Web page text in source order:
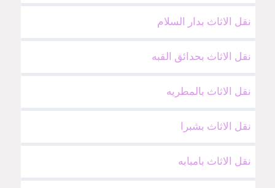
نقل الاثاث بدار السلام
نقل الاثاث بحدائق القبه
نقل الاثاث بالمطريه
نقل الاثاث بشبرا
نقل الاثاث بامبابه